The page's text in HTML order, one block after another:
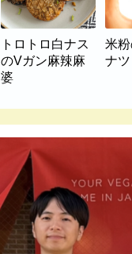
トロトロ白ナス
のVガン麻辣麻
婆
米
ナツ